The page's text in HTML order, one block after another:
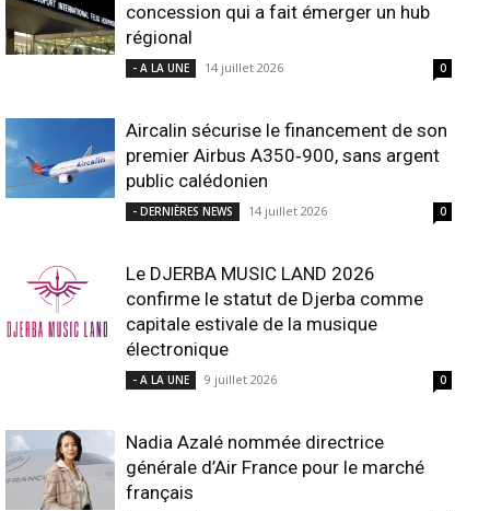
concession qui a fait émerger un hub
régional
- A LA UNE 14 juillet 2026 0
Aircalin sécurise le financement de son
premier Airbus A350‑900, sans argent
public calédonien
- DERNIÈRES NEWS 14 juillet 2026 0
Le DJERBA MUSIC LAND 2026
confirme le statut de Djerba comme
capitale estivale de la musique
électronique
- A LA UNE 9 juillet 2026 0
Nadia Azalé nommée directrice
générale d’Air France pour le marché
français